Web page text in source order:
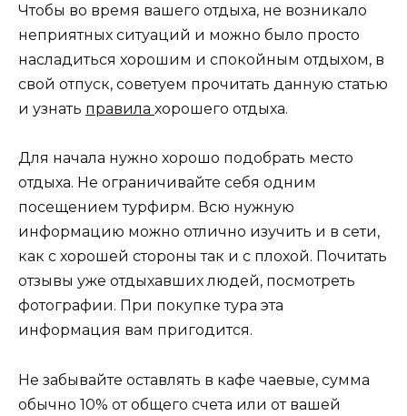
Чтобы во время вашего отдыха, не возникало
неприятных ситуаций и можно было просто
насладиться хорошим и спокойным отдыхом, в
свой отпуск, советуем прочитать данную статью
и узнать правила хорошего отдыха.
Для начала нужно хорошо подобрать место
отдыха. Не ограничивайте себя одним
посещением турфирм. Всю нужную
информацию можно отлично изучить и в сети,
как с хорошей стороны так и с плохой. Почитать
отзывы уже отдыхавших людей, посмотреть
фотографии. При покупке тура эта
информация вам пригодится.
Не забывайте оставлять в кафе чаевые, сумма
обычно 10% от общего счета или от вашей